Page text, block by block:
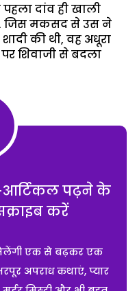
दांव ही खाली
जिस मकसद से उस ने
की थी, वह अधूरा
शिवाजी से बदला
आर्टिकल पढ़ने के
करें
एक से बढ़कर एक
अपराध कथाएं, प्यार